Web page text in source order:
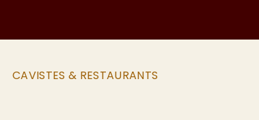
CAVISTES & RESTAURANTS